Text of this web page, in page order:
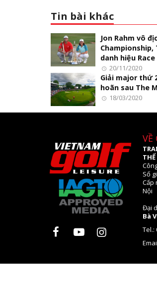
Tin bài khác
Jon Rahm vô
danh hiệu
20/11/2020
Giải major thứ
hoãn sau The
18/03/2020
VỀ
Số
Cấp
Nội
Đại
Bà
Tel.: